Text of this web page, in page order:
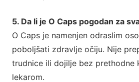
5. Da li je O Caps pogodan za
O Caps je namenjen odraslim
poboljšati zdravlje očiju. Nije
trudnice ili dojilje bez prethodne
lekarom.